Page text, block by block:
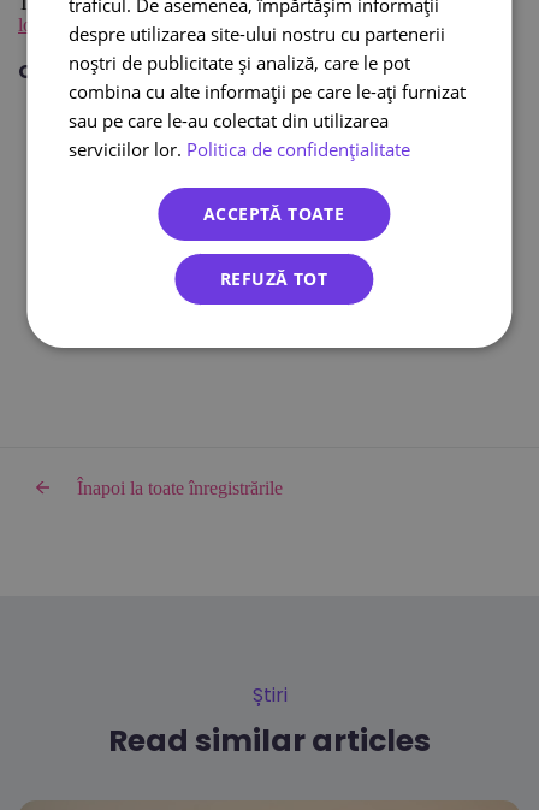
logistic.ro
Citește și:
Curier international
Curier online
DPD curier
Cargus Ship & Go
Integrari eCommerce
Lockere FANbox
Transport bicicleta curier
Înapoi la toate înregistrările
Știri
Read similar articles
despre utilizarea site-ului nostru cu partenerii
noștri de publicitate și analiză, care le pot
combina cu alte informații pe care le-ați furnizat
sau pe care le-au colectat din utilizarea
serviciilor lor. Politica de confidențialitate
ACCEPTĂ TOATE
REFUZĂ TOT